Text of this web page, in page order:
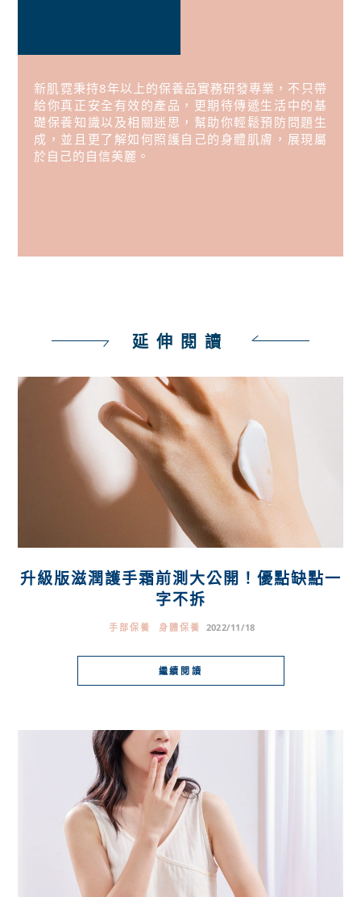
新肌霓秉持8年以上的保養品實務研發專業，不只帶
給你真正安全有效的產品，更期待傳遞生活中的基
礎保養知識以及相關迷思，幫助你輕鬆預防問題生
成，並且更了解如何照護自己的身體肌膚，展現屬
於自己的自信美麗。
延伸閱讀
升級版滋潤護手霜前測大公開！優點缺點一
字不拆
手部保養 身體保養 2022/11/18
繼續閱讀